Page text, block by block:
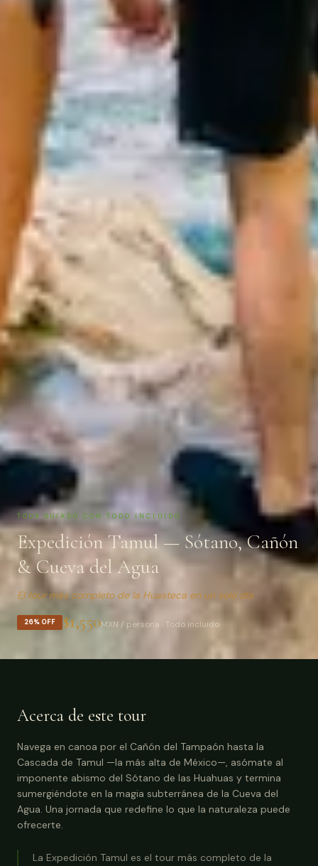
TOUR GUIADO CON TODO INCLUIDO
Expedición Tamul — Sótano, Cañón
& Cueva del Agua
El tour más completo de la Huasteca en un solo día
26% OFF $1,550MXN / persona · Todo incluido
Acerca de este tour
Navega en canoa por el Cañón del Tampaón hasta la
Cascada de Tamul —la más alta de México—, asómate al
imponente abismo del Sótano de las Huahuas y termina
sumergiéndote en la magia subterránea de la Cueva del
Agua. Una jornada que redefine lo que la naturaleza puede
ofrecerte.
La Expedición Tamul es el tour más completo de la